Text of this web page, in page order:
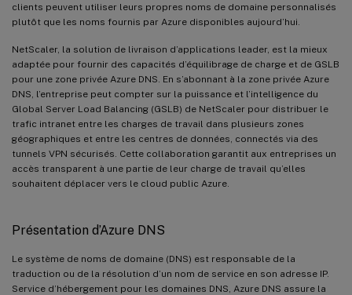
clients peuvent utiliser leurs propres noms de domaine personnalisés
plutôt que les noms fournis par Azure disponibles aujourd’hui.
NetScaler, la solution de livraison d’applications leader, est la mieux
adaptée pour fournir des capacités d’équilibrage de charge et de GSLB
pour une zone privée Azure DNS. En s’abonnant à la zone privée Azure
DNS, l’entreprise peut compter sur la puissance et l’intelligence du
Global Server Load Balancing (GSLB) de NetScaler pour distribuer le
trafic intranet entre les charges de travail dans plusieurs zones
géographiques et entre les centres de données, connectés via des
tunnels VPN sécurisés. Cette collaboration garantit aux entreprises un
accès transparent à une partie de leur charge de travail qu’elles
souhaitent déplacer vers le cloud public Azure.
Présentation d’Azure DNS
Le système de noms de domaine (DNS) est responsable de la
traduction ou de la résolution d’un nom de service en son adresse IP.
Service d’hébergement pour les domaines DNS, Azure DNS assure la